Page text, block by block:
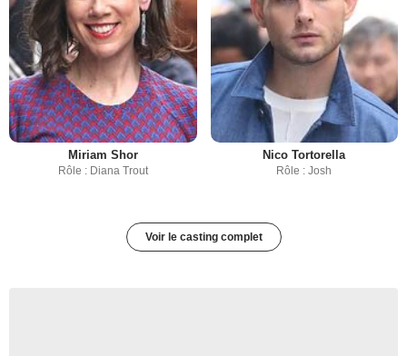
Miriam Shor
Rôle : Diana Trout
Nico Tortorella
Rôle : Josh
Voir le casting complet